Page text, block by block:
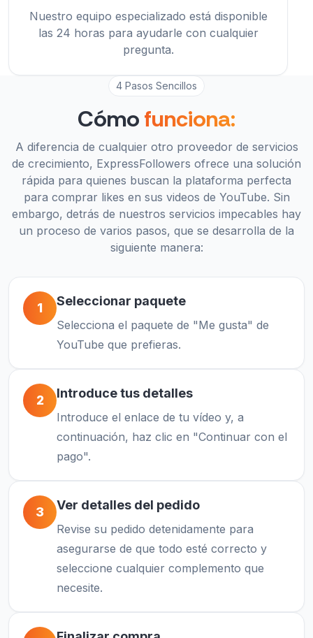
Nuestro equipo especializado está disponible
las 24 horas para ayudarle con cualquier
pregunta.
4 Pasos Sencillos
Cómofunciona:
A diferencia de cualquier otro proveedor de servicios
de crecimiento, ExpressFollowers ofrece una solución
rápida para quienes buscan la plataforma perfecta
para comprar likes en sus videos de YouTube. Sin
embargo, detrás de nuestros servicios impecables hay
un proceso de varios pasos, que se desarrolla de la
siguiente manera:
1 Seleccionar paquete
Selecciona el paquete de "Me gusta" de
YouTube que prefieras.
2 Introduce tus detalles
Introduce el enlace de tu vídeo y, a
continuación, haz clic en "Continuar con el
pago".
3 Ver detalles del pedido
Revise su pedido detenidamente para
asegurarse de que todo esté correcto y
seleccione cualquier complemento que
necesite.